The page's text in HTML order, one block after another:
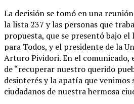
La decisión se tomó en una
la lista 237 y las personas que
propuesta, que se presentó bajo el
para Todos, y el presidente de la
Arturo Pividori. En el comunicado,
de “recuperar nuestro querido
desinterés y la apatía que venimos
ciudadanos de nuestra hermosa